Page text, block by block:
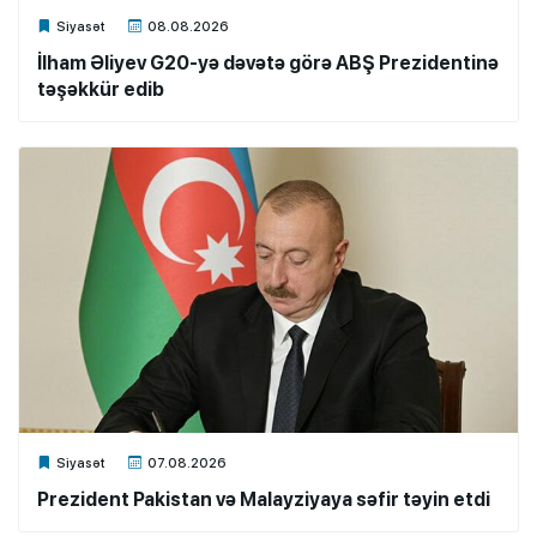
Siyasət 08.08.2026
Xalq.Online
İlham Əliyev G20-yə dəvətə görə ABŞ Prezidentinə
təşəkkür edib
Siyasət 07.08.2026
Xalq.Online
Prezident Pakistan və Malayziyaya səfir təyin etdi